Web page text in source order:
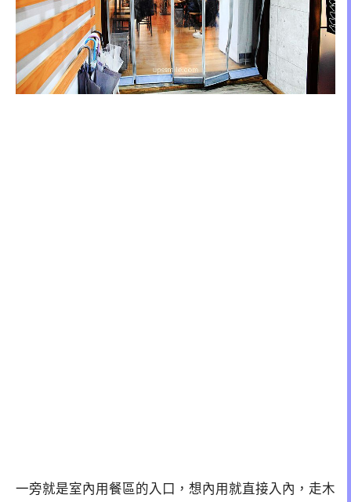
一旁就是室內用餐區的入口，想內用就直接入內，走木